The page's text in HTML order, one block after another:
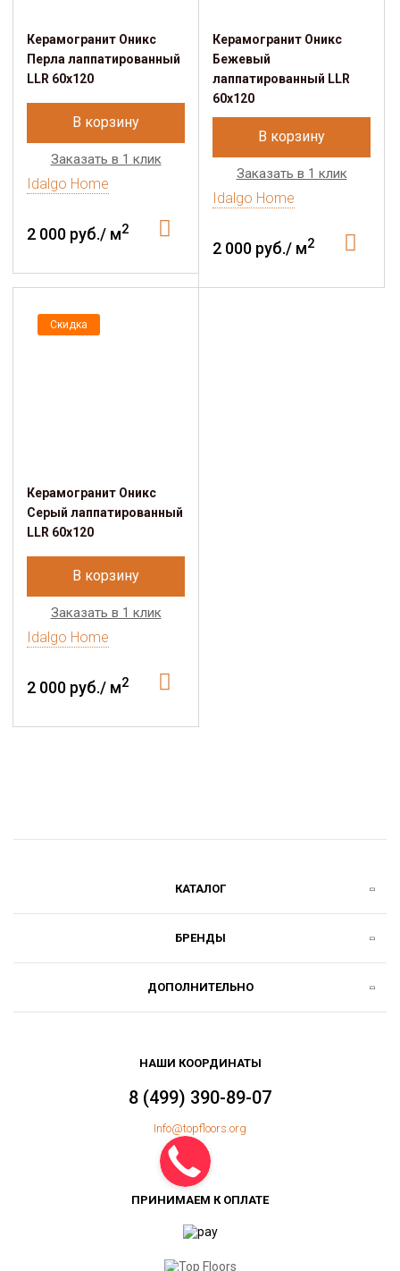
Керамогранит Оникс
Перла лаппатированный
LLR 60x120
В корзину
Заказать в 1 клик
Idalgo Home
2 000 руб./ м2
Керамогранит Оникс
Бежевый
лаппатированный LLR
60x120
В корзину
Заказать в 1 клик
Idalgo Home
2 000 руб./ м2
Скидка
Керамогранит Оникс
Серый лаппатированный
LLR 60x120
В корзину
Заказать в 1 клик
Idalgo Home
2 000 руб./ м2
КАТАЛОГ
БРЕНДЫ
ДОПОЛНИТЕЛЬНО
НАШИ КООРДИНАТЫ
8 (499) 390-89-07
Info@topfloors.org
ПРИНИМАЕМ К ОПЛАТЕ